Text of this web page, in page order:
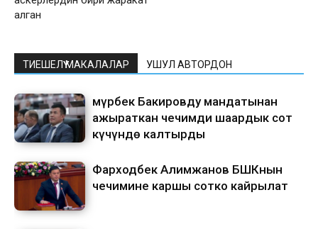
алган
ТИЕШЕЛҮҮ МАКАЛАЛАР УШУЛ АВТОРДОН
Өмүрбек Бакировду мандатынан
ажыраткан чечимди шаардык сот
күчүндө калтырды
Фарходбек Алимжанов БШКнын
чечимине каршы сотко кайрылат